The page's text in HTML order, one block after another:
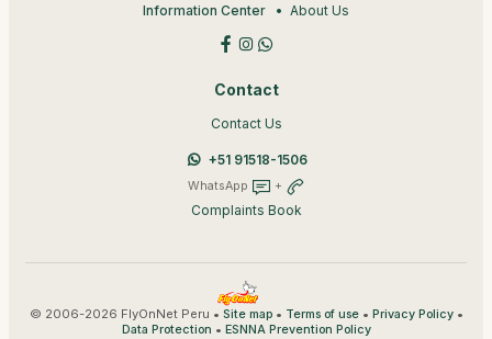
Information Center About Us
Contact
Contact Us
+51 91518-1506
WhatsApp +
Complaints Book
© 2006-2026 FlyOnNet Peru • Site map• Terms of use• Privacy Policy•
Data Protection • ESNNA Prevention Policy